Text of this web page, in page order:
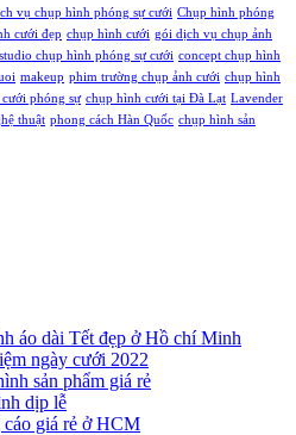
vụ chụp hình phóng sự cưới Chụp hình phóng
cưới đẹp chụp hình cưới gói dịch vụ chụp ảnh
studio chụp hình phóng sự cưới concept chụp hình
makeup phim trường chụp ảnh cưới chụp hình
cưới phóng sự chụp hình cưới tại Đà Lạt Lavender
thuật phong cách Hàn Quốc chụp hình sản
áo dài Tết đẹp ở Hồ chí Minh
ngày cưới 2022
sản phẩm giá rẻ
dịp lễ
cáo giá rẻ ở HCM